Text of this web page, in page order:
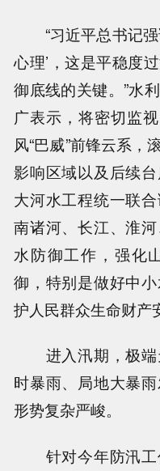
“习近平总书记强
心理’，这是平稳度
御底线的关键。”水
广表示，将密切监
风“巴威”前锋云系，
影响区域以及后续
大河水工程统一联
南诸河、长江、淮
水防御工作，强化
御，特别是做好中
护人民群众生命财产
进入汛期，极端
时暴雨、局地大暴
形势复杂严峻。
针对今年防汛工